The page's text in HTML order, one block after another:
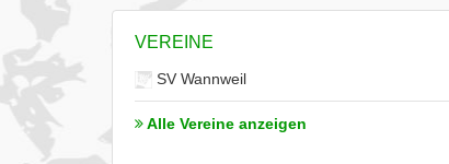
VEREINE
SV Wannweil
Alle Vereine anzeigen